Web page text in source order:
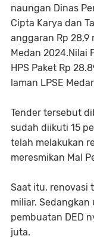
naungan Dinas
Cipta Karya dan
anggaran Rp 28,9
Medan 2024.Nilai
HPS Paket Rp
laman LPSE
Tender tersebut
sudah diikuti 15
telah melakukan
meresmikan Mal
Saat itu, renovasi
miliar.
pembuatan DED
juta.